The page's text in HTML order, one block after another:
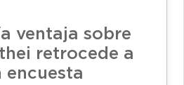
ventaja sobre
retrocede a
encuesta